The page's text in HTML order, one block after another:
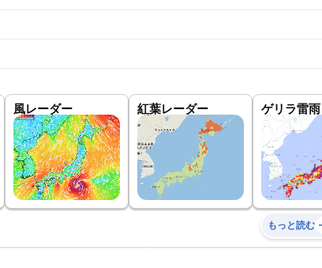
風レーダー 紅葉レーダー ゲリラ雷
もっと読む